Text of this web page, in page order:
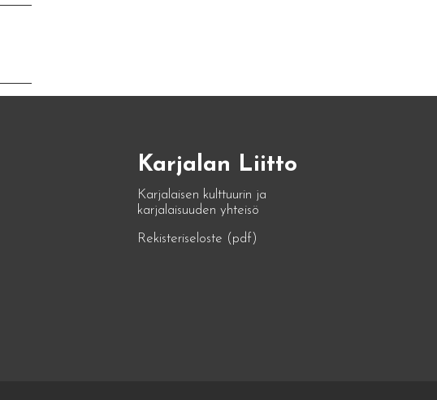
Karjalan Liitto
Karjalaisen kulttuurin ja
karjalaisuuden yhteisö
Rekisteriseloste (pdf)